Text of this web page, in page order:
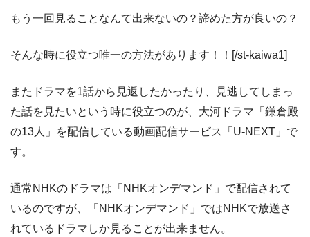
もう一回見ることなんて出来ないの？諦めた方が良いの？
そんな時に役立つ唯一の方法があります！！[/st-kaiwa1]
またドラマを1話から見返したかったり、見逃してしまっ
た話を見たいという時に役立つのが、大河ドラマ「鎌倉殿
の13人」を配信している動画配信サービス「U-NEXT」で
す。
通常NHKのドラマは「NHKオンデマンド」で配信されて
いるのですが、「NHKオンデマンド」ではNHKで放送さ
れているドラマしか見ることが出来ません。